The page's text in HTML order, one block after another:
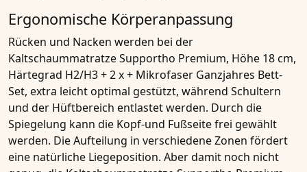
Ergonomische Körperanpassung
Rücken und Nacken werden bei der
Kaltschaummatratze Supportho Premium, Höhe 18 cm,
Härtegrad H2/H3 + 2 x + Mikrofaser Ganzjahres Bett-
Set, extra leichtoptimal gestützt, während Schultern
und der Hüftbereich entlastet werden. Durch die
Spiegelung kann die Kopf-und Fußseite frei gewählt
werden. Die Aufteilung in verschiedene Zonen fördert
eine natürliche Liegeposition. Aber damit noch nicht